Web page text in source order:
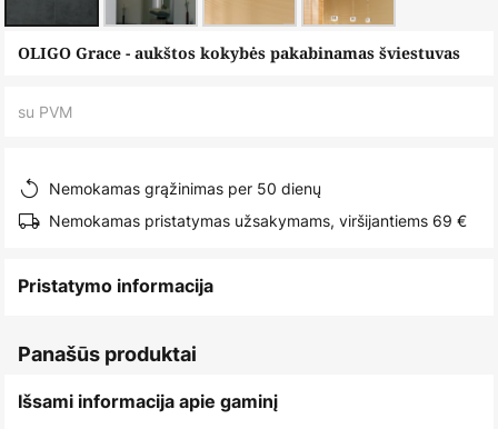
Skip
the
images
OLIGO Grace - aukštos kokybės pakabinamas šviestuvas
su PVM
Nemokamas grąžinimas per 50 dienų
Nemokamas pristatymas užsakymams, viršijantiems 69 €
Pristatymo informacija
Panašūs produktai
Išsami informacija apie gaminį